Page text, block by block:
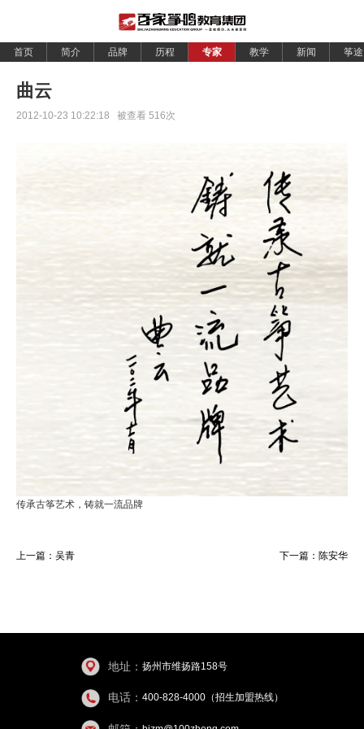
首页 简介 品牌 历程 专家 教学 新闻 筝途
曲云
2012-10-23 10:22:18 被查看 516次
传承古筝艺术，铸就一流品牌
上一篇： 吴青 下一篇： 陈安华
地址： 扬州市维扬路158号
电话： 400-828-4000（招生加盟热线）